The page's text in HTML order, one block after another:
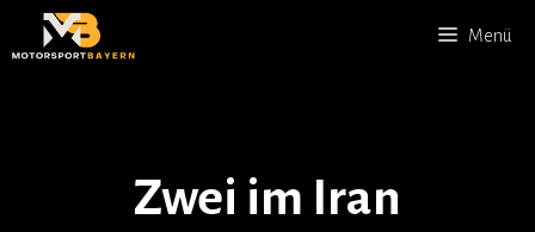
Inhalt
Menü
Zwei im Iran